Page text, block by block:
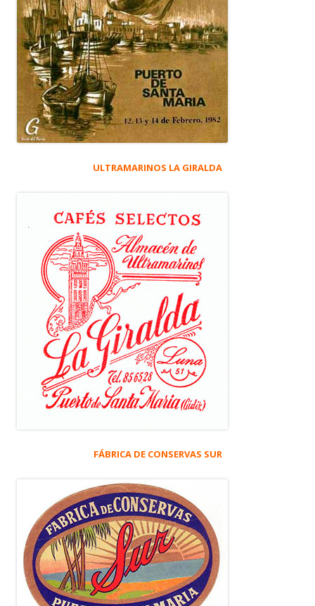
ULTRAMARINOS LA GIRALDA
FÁBRICA DE CONSERVAS SUR